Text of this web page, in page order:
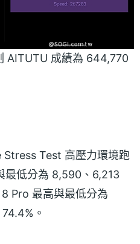
AITUTU 成績為 644,770
Test 高壓力環境跑
最低分為 8,590、6,213
Pro 最高與最低分為
。